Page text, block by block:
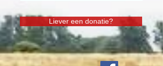
Liever een donatie?